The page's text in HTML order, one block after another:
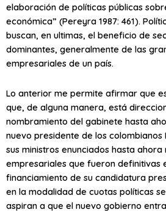
elaboración de políticas públicas
económica” (Pereyra 1987: 461).
buscan, en ultimas, el beneficio de
dominantes, generalmente de las
empresariales de un país.
Lo anterior me permite afirmar que
que, de alguna manera, está
nombramiento del gabinete hasta
nuevo presidente de los colombianos
sus ministros enunciados hasta
empresariales que fueron definitivas
financiamiento de su candidatura
en la modalidad de cuotas políticas
aspiran a que el nuevo gobierno